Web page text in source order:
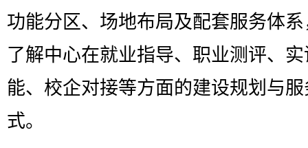
功能分区、场地布局及配套服务体
了解中心在就业指导、职业测评、
能、校企对接等方面的建设规划与
式。